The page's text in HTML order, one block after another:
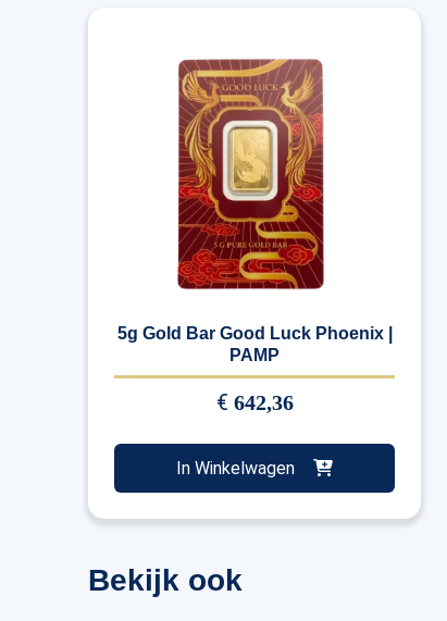
5g Gold Bar Good Luck Phoenix |
PAMP
€ 642,36
In Winkelwagen
Bekijk ook